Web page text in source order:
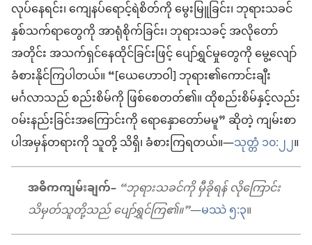
လုပ်နေရင်း၊ ကျေနပ်ရောင့်ရဲစိတ်ကို မွေးမြူခြင်း၊ ဘုရားသခင်
နှစ်သက်ရာတွေကို အာရုံစိုက်ခြင်း၊ ဘုရားသခင့် အလိုတော်
အတိုင်း အသက်ရှင်နေထိုင်ခြင်းဖြင့် ပျော်ရွှင်မှုတွေကို မွေ့လျော်
ခံစားနိုင်ကြပါတယ်။ “[ယေဟောဝါ] ဘုရား၏ကောင်းချီး
မင်္ဂလာသည် စည်းစိမ်ကို ဖြစ်စေတတ်၏။ ထိုစည်းစိမ်နှင့်လည်း
ဝမ်းနည်းခြင်းအကြောင်းကို ရောနှောတော်မမူ” ဆိုတဲ့ ကျမ်းစာ
ပါအမှန်တရားကို သူတို့ သိရှိ၊ ခံစားကြရတယ်။—သုတ္တံ ၁၀:၂၂။
အဓိကကျမ်းချက်– “ဘုရားသခင်ကို မှီခိုရန် လိုကြောင်း
သိမှတ်သူတို့သည် ပျော်ရွှင်ကြ၏။”—မဿဲ ၅:၃။